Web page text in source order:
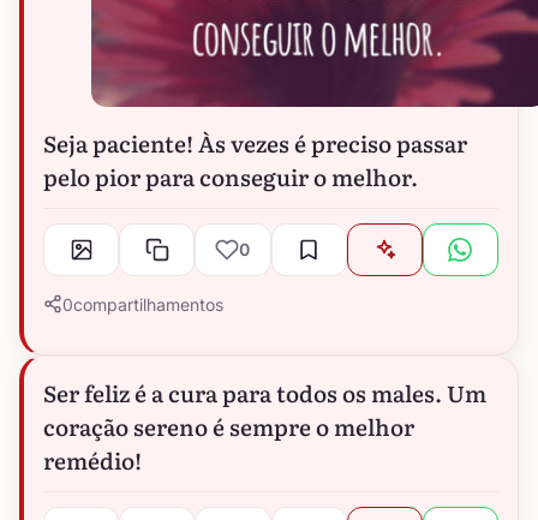
Seja paciente! Às vezes é preciso passar
pelo pior para conseguir o melhor.
0
0compartilhamentos
Ser feliz é a cura para todos os males. Um
coração sereno é sempre o melhor
remédio!